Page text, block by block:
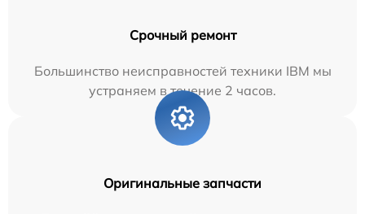
Срочный ремонт
Большинство неисправностей техники IBM мы
устраняем в течение 2 часов.
Оригинальные запчасти